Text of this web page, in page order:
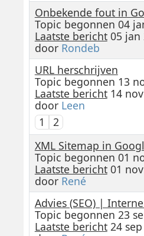
Onbekende fout in
Topic begonnen 04
Laatste bericht05 jan
door Rondeb
URL herschrijven
Topic begonnen 13
Laatste bericht14 nov
door Leen
1
2
XML Sitemap in
Topic begonnen 01
Laatste bericht01 nov
door René
Advies (SEO) |
Topic begonnen 23
Laatste bericht24 sep